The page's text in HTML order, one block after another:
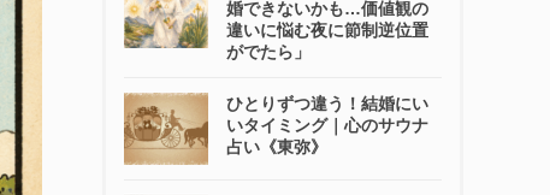
婚できないかも…価値観の
違いに悩む夜に節制逆位置
がでたら」
ひとりずつ違う！結婚にい
いタイミング｜心のサウナ
占い《東弥》